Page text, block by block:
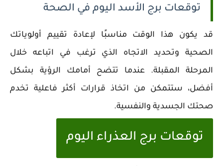
توقعات برج الأسد اليوم في الصحة
قد يكون هذا الوقت مناسبًا لإعادة تقييم أولوياتك
الصحية وتحديد الاتجاه الذي ترغب في اتباعه خلال
المرحلة المقبلة. عندما تتضح أمامك الرؤية بشكل
أفضل، ستتمكن من اتخاذ قرارات أكثر فاعلية تخدم
صحتك الجسدية والنفسية.
توقعات برج العذراء اليوم